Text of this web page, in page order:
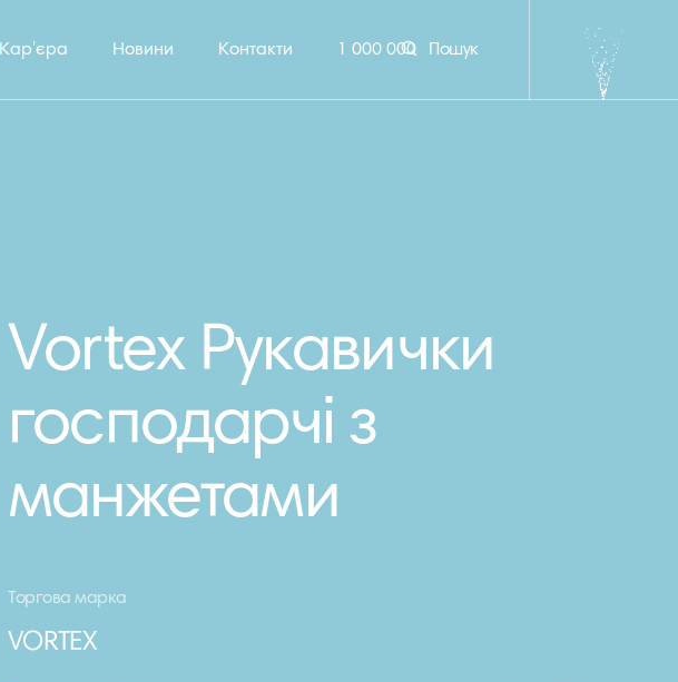
Кар'єра Новини Контакти 1 000 000 Пошук
Vortex Рукавички
господарчі з
манжетами
Торгова марка
VORTEX